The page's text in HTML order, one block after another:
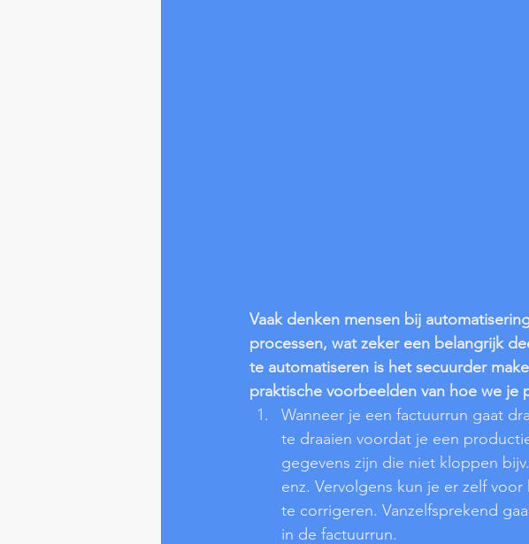
Vaak denken mensen bij
processen, wat zeker een belangrijk
te automatiseren is het secuurder
praktische voorbeelden van hoe we je
Wanneer je een factuurrun gaat
te draaien voordat je een
gegevens zijn die niet kloppen
enz. Vervolgens kun je er zelf
te corrigeren. Vanzelfsprekend
in de factuurrun.